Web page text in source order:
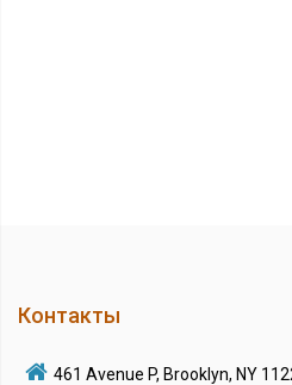
Контакты
461 Avenue P, Brooklyn, NY